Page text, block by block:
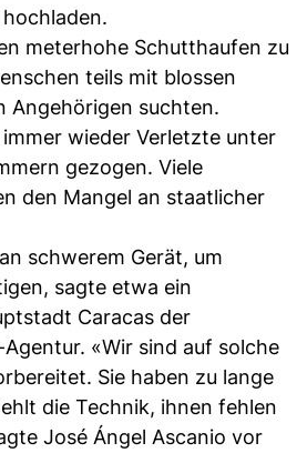
meterhohe Schutthaufen zu
teils mit blossen
Angehörigen suchten.
wieder Verletzte unter
gezogen. Viele
den Mangel an staatlicher
schwerem Gerät, um
sagte etwa ein
Caracas der
«Wir sind auf solche
Sie haben zu lange
die Technik, ihnen fehlen
José Ángel Ascanio vor